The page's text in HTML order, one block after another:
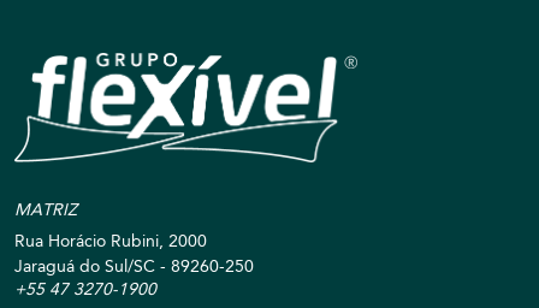
MATRIZ
Rua Horácio Rubini, 2000
Jaraguá do Sul/SC - 89260-250
+55 47 3270-1900